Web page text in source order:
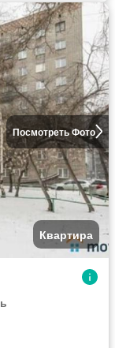
Посмотреть Фото
Квартира